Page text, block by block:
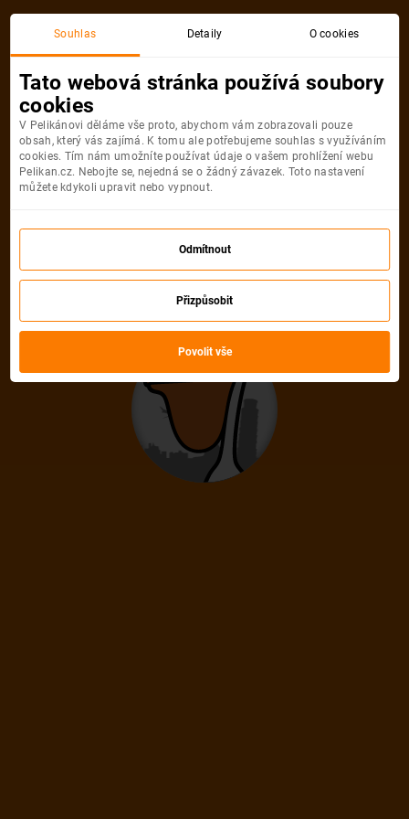
Souhlas Detaily O cookies
Tato webová stránka používá soubory
cookies
V Pelikánovi děláme vše proto, abychom vám zobrazovali pouze
obsah, který vás zajímá. K tomu ale potřebujeme souhlas s využíváním
cookies. Tím nám umožníte používat údaje o vašem prohlížení webu
Pelikan.cz. Nebojte se, nejedná se o žádný závazek. Toto nastavení
můžete kdykoli upravit nebo vypnout.
Odmítnout
Přizpůsobit
Povolit vše